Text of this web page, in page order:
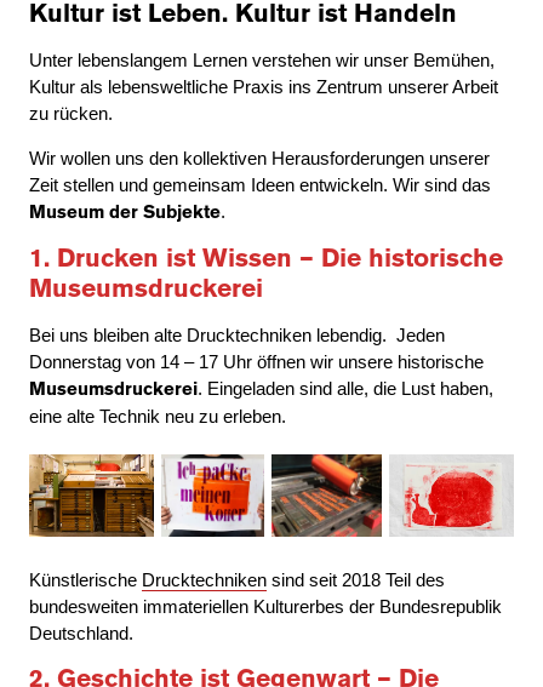
Kultur ist Leben. Kultur ist Handeln
Unter lebenslangem Lernen verstehen wir unser Bemühen,
Kultur als lebensweltliche Praxis ins Zentrum unserer Arbeit
zu rücken.
Wir wollen uns den kollektiven Herausforderungen unserer
Zeit stellen und gemeinsam Ideen entwickeln. Wir sind das
Museum der Subjekte.
1. Drucken ist Wissen – Die historische
Museumsdruckerei
Bei uns bleiben alte Drucktechniken lebendig. Jeden
Donnerstag von 14 – 17 Uhr öffnen wir unsere historische
Museumsdruckerei. Eingeladen sind alle, die Lust haben,
eine alte Technik neu zu erleben.
Künstlerische Drucktechniken sind seit 2018 Teil des
bundesweiten immateriellen Kulturerbes der Bundesrepublik
Deutschland.
2. Geschichte ist Gegenwart – Die